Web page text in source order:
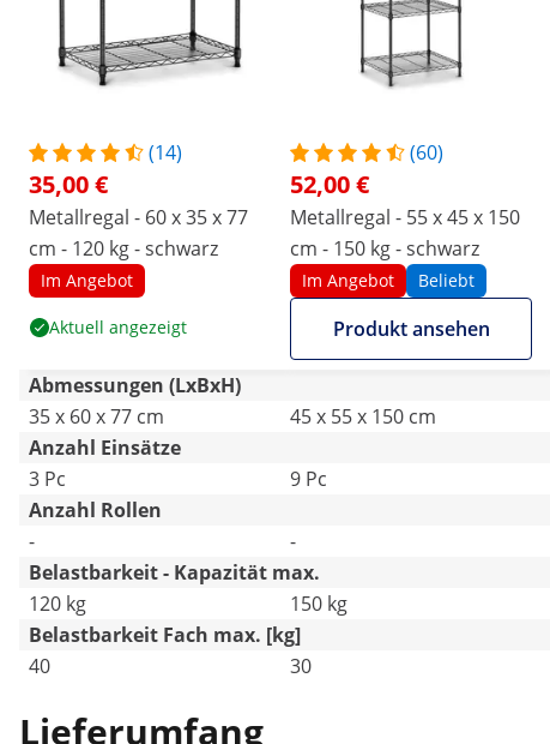
(14)
35,00 €
Metallregal - 60 x 35 x 77
cm - 120 kg - schwarz
Im Angebot
Aktuell angezeigt
(60)
52,00 €
Metallregal - 55 x 45 x 150
cm - 150 kg - schwarz
Im Angebot Beliebt
Produkt ansehen
Abmessungen (LxBxH)
35 x 60 x 77 cm
45 x 55 x 150 cm
Anzahl Einsätze
3 Pc
9 Pc
Anzahl Rollen
-
-
Belastbarkeit - Kapazität max.
120 kg
150 kg
Belastbarkeit Fach max. [kg]
40
30
Lieferumfang